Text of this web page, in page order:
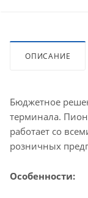
ОПИСАНИЕ
Бюджетное
терминала.
работает со
розничных
Особенности: